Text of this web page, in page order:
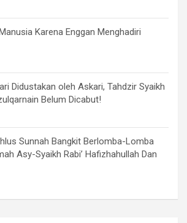
Karena Enggan Menghadiri
Didustakan oleh Askari, Tahdzir Syaikh
Belum Dicabut!
Sunnah Bangkit Berlomba-Lomba
Asy-Syaikh Rabi’ Hafizhahullah Dan